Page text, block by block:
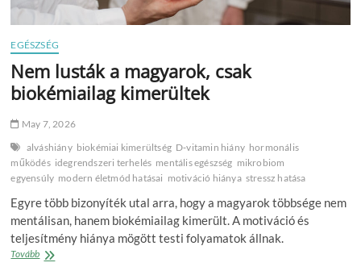
EGÉSZSÉG
Nem lusták a magyarok, csak
biokémiailag kimerültek
May 7, 2026
alváshiány biokémiai kimerültség D‑vitamin hiány hormonális
működés idegrendszeri terhelés mentális egészség mikrobiom
egyensúly modern életmód hatásai motiváció hiánya stressz hatása
Egyre több bizonyíték utal arra, hogy a magyarok többsége nem
mentálisan, hanem biokémiailag kimerült. A motiváció és
teljesítmény hiánya mögött testi folyamatok állnak.
TovábbNem